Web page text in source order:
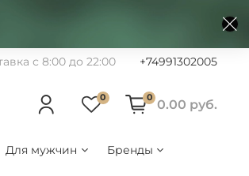
с 8:00 до 22:00 +74991302005
0 0 0.00 руб.
Для мужчин Бренды